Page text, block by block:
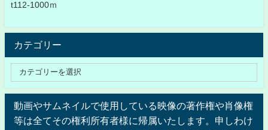
t112-1000ｍ
カテゴリー
動画やサムネイルで使用している映像の著作権や肖像権
等は全てその権利所有者様に帰属いたします。申しわけ